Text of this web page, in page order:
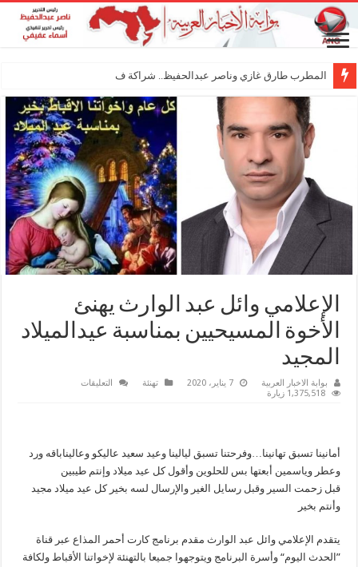
المطرب طارق غازي وناصر عبدالحفيظ.. شراكة فنية ترسم مل
الإعلامي وائل عبد الوارث يهنئ
الأخوة المسيحيين بمناسبة عيدالميلاد
المجيد
بوابة الاخبار العربية 7 يناير، 2020 تهنئة التعليقات
المسيحيين
بمناسبة
عيدالميلاد
المجيد
مغلقة
1,375,518 زيارة
أمانينا تسبق تهانينا…وفرحتنا تسبق ليالينا وعيد سعيد عاليكو وعاليناباقه ورد
وعطر وياسمين أبعتها بس للحلوين وأقول كل عيد ميلاد وإنتم طيبين
قبل زحمت السير وقبل رسايل الغير والإرسال لسه بخير كل عيد ميلاد مجيد
وأنتم بخير
يتقدم الإعلامي وائل عبد الوارث مقدم برنامج كارت أحمر المذاع عبر قناة
”الحدث اليوم“ وأسرة البرنامج ويتوجهوا جميعا بالتهنئة لإخواتنا الأقباط ولكافة